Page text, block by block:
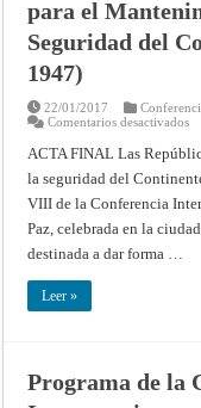
de
de
y
la
para el
Seguridad del
1947)
22/01/2017
Comentarios desactivadosen
el
de
–
ACTA FINAL Las
la seguridad del
VIII de la Conferencia
Paz, celebrada en la
destinada a dar forma …
Leer »
Programa de la